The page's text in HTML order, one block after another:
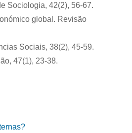
Sociologia, 42(2), 56-67.
global. Revisão
Sociais, 38(2), 45-59.
47(1), 23-38.